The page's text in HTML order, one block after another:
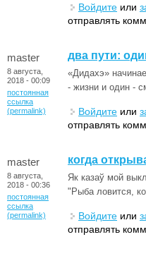
Войдите или
отправлять
master
8 августа,
2018 - 00:09
постоянная
ссылка
(permalink)
два пути:
«Дидахэ»
- жизни и один -
Войдите или
отправлять
master
8 августа,
2018 - 00:36
постоянная
ссылка
(permalink)
когда
Як казаў мой
"Рыба ловится,
Войдите или
отправлять